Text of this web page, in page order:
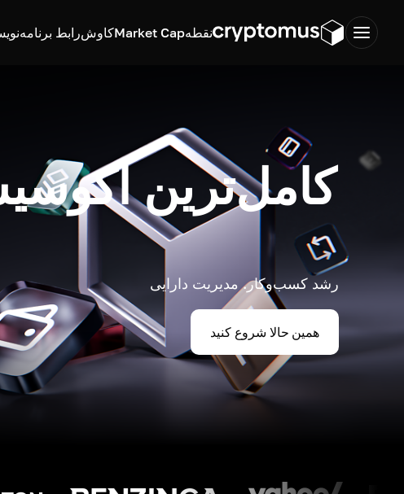
نقطهMarket Capکاوشرابط
کامل‌ترین
رشد کسب‌وکار. مدیریت دارایی
همین حالا شروع کنید